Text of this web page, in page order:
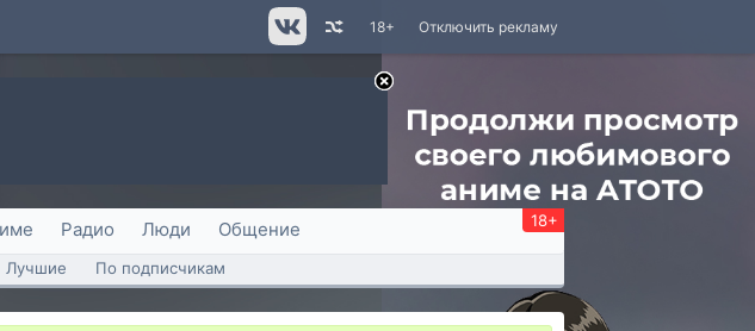
Отключить рекламу
18+
Радио Люди Общение 18+
Лучшие По подписчикам